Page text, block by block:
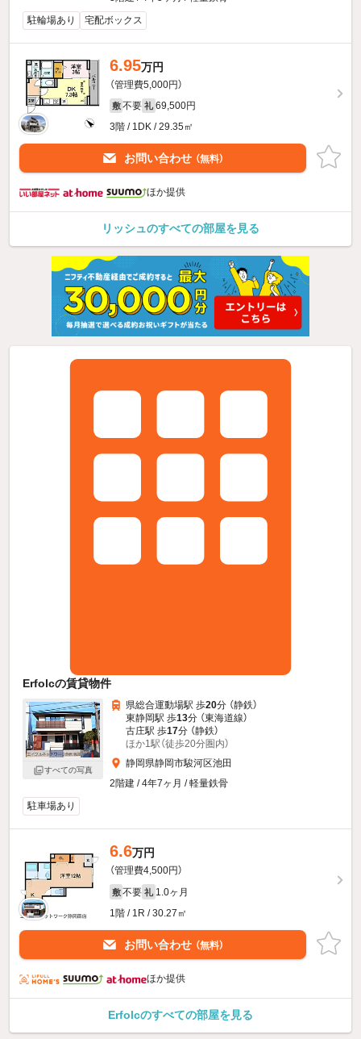
駐輪場あり
宅配ボックス
6.95万円
（管理費5,000円）
敷 不要 礼 69,500円
3階 / 1DK / 29.35㎡
お問い合わせ （無料）
ほか提供
リッシュのすべての部屋を見る
Erfolcの賃貸物件
すべての写真
県総合運動場駅 歩20分 （静鉄）
東静岡駅 歩13分 （東海道線）
古庄駅 歩17分 （静鉄）
ほか1駅（徒歩20分圏内）
静岡県静岡市駿河区池田
2階建 / 4年7ヶ月 / 軽量鉄骨
駐車場あり
6.6万円
（管理費4,500円）
敷 不要 礼 1.0ヶ月
1階 / 1R / 30.27㎡
お問い合わせ （無料）
ほか提供
Erfolcのすべての部屋を見る